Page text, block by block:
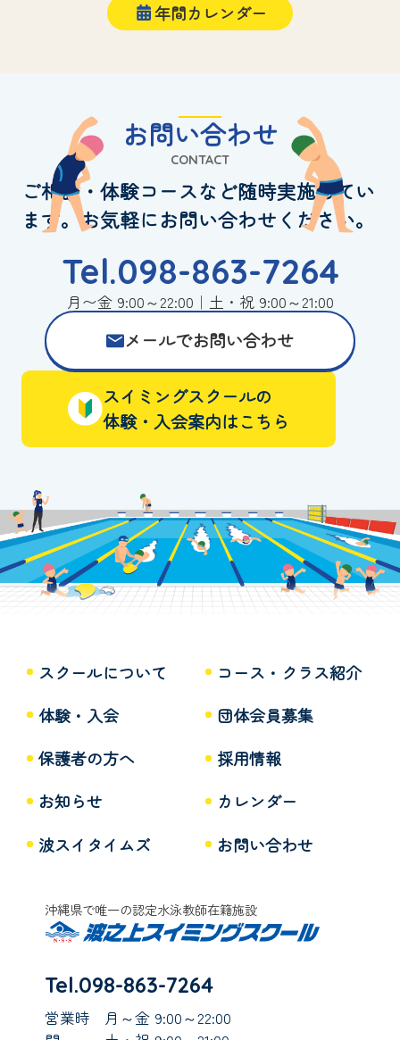
年間カレンダー
お問い合わせ
CONTACT
ご相談・体験コースなど随時実施してい
ます。お気軽にお問い合わせください。
Tel.098-863-7264
月〜金 9:00～22:00｜土・祝 9:00～21:00
メールでお問い合わせ
スイミングスクールの
体験・入会案内はこちら
スクールについて
コース・クラス紹介
体験・入会
団体会員募集
保護者の方へ
採用情報
お知らせ
カレンダー
波スイタイムズ
お問い合わせ
沖縄県で唯一の認定水泳教師在籍施設
Tel.098-863-7264
営業時
月～金 9:00～22:00